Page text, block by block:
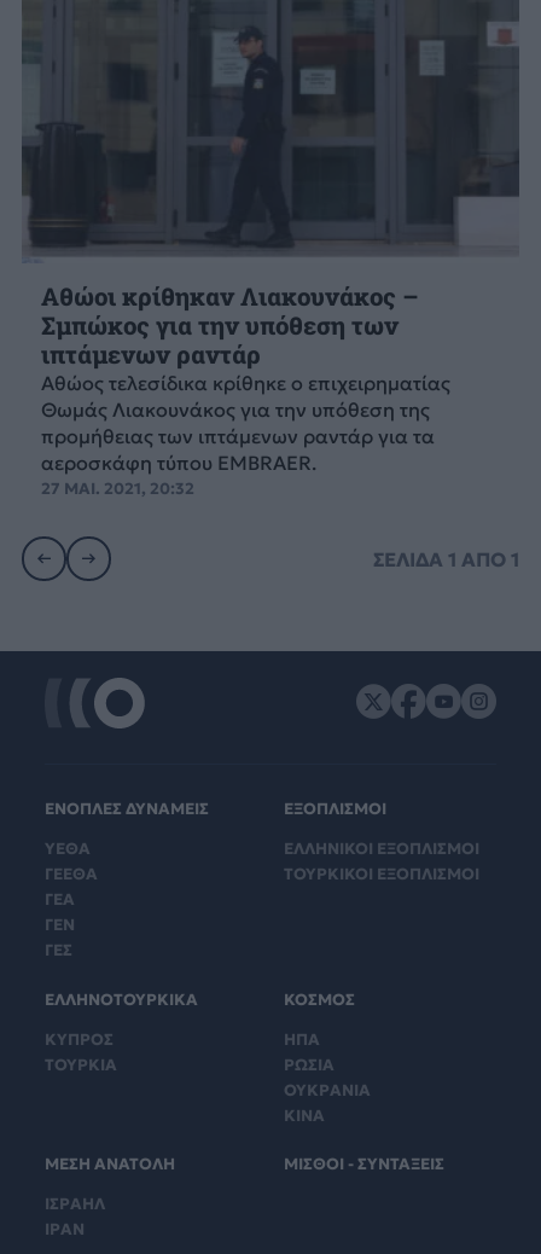
Αθώοι κρίθηκαν Λιακουνάκος –
Σμπώκος για την υπόθεση των
ιπτάμενων ραντάρ
Αθώος τελεσίδικα κρίθηκε ο επιχειρηματίας
Θωμάς Λιακουνάκος για την υπόθεση της
προμήθειας των ιπτάμενων ραντάρ για τα
αεροσκάφη τύπου EMBRAER.
27 ΜΑΙ. 2021, 20:32
ΣΕΛΙΔΑ1 ΑΠΟ1
ΕΝΟΠΛΕΣ ΔΥΝΑΜΕΙΣ
ΥΕΘΑ
ΓΕΕΘΑ
ΓΕΑ
ΓΕΝ
ΓΕΣ
ΕΞΟΠΛΙΣΜΟΙ
ΕΛΛΗΝΙΚΟΙ ΕΞΟΠΛΙΣΜΟΙ
ΤΟΥΡΚΙΚΟΙ ΕΞΟΠΛΙΣΜΟΙ
ΕΛΛΗΝΟΤΟΥΡΚΙΚΑ
ΚΥΠΡΟΣ
ΤΟΥΡΚΙΑ
ΚΟΣΜΟΣ
ΗΠΑ
ΡΩΣΙΑ
ΟΥΚΡΑΝΙΑ
ΚΙΝΑ
ΜΕΣΗ ΑΝΑΤΟΛΗ
ΙΣΡΑΗΛ
ΙΡΑΝ
ΜΙΣΘΟΙ - ΣΥΝΤΑΞΕΙΣ